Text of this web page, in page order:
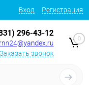
Вход Регистрация
296-43-12
Заказать звонок
0